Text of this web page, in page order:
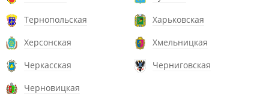
Тернопольская
Харьковская
Херсонская
Хмельницкая
Черкасская
Черниговская
Черновицкая